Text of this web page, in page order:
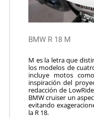
BMW R 18 M
M es la letra que
los modelos de
incluye motos
inspiración del
redacción de
BMW cruiser un
evitando
la R 18.